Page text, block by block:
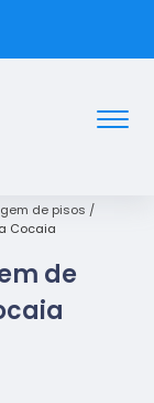
de pisos
Cocaia
de